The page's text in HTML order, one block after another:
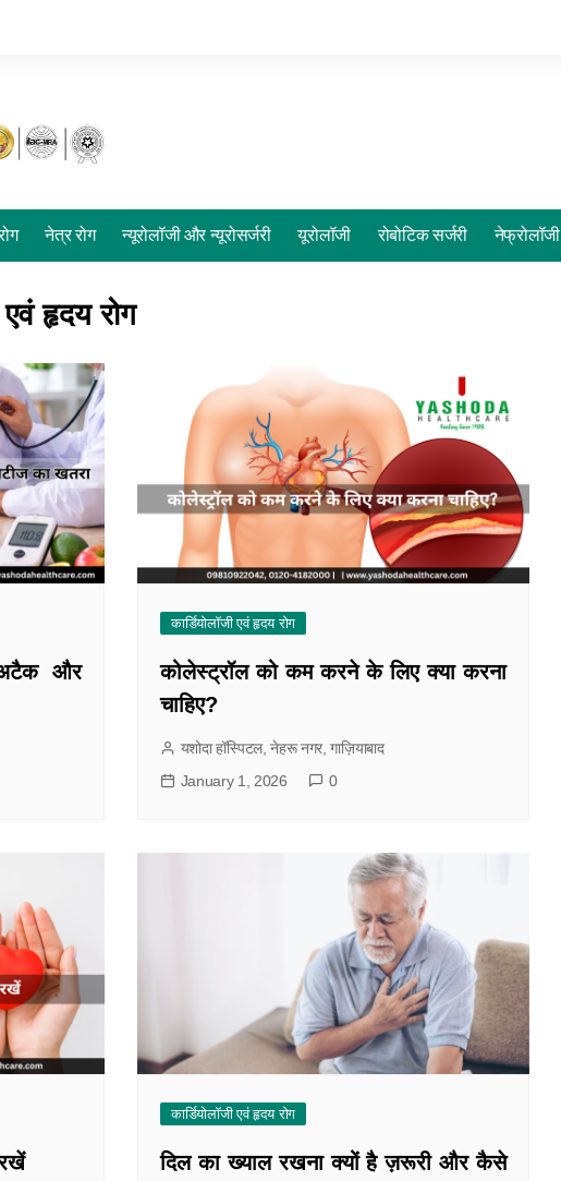
नेत्र रोग न्यूरोलॉजी और न्यूरोसर्जरी यूरोलॉजी रोबोटिक सर्जरी नेफ्रोलॉजी
एवं हृदय रोग
और
कार्डियोलॉजी एवं हृदय रोग
कोलेस्ट्रॉल को कम करने के लिए क्या करना
चाहिए?
यशोदा हॉस्पिटल, नेहरू नगर, गाज़ियाबाद
January 1, 2026
0
कार्डियोलॉजी एवं हृदय रोग
दिल का ख्याल रखना क्यों है ज़रूरी और कैसे